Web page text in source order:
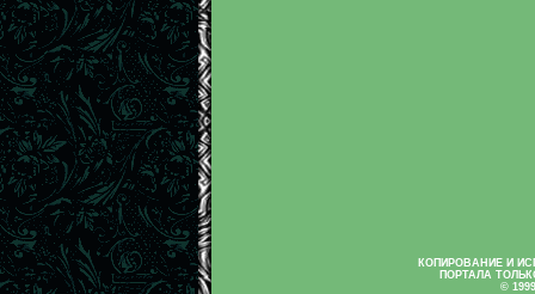
КОПИРОВАНИЕ И
ПОРТАЛА
©